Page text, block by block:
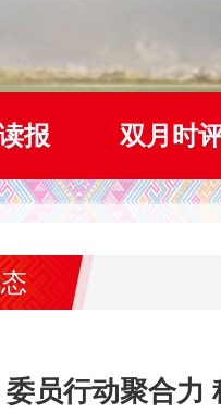
报 双月时
委员行动聚合力